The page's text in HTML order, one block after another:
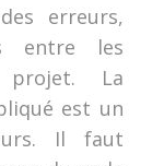
erreurs,
entre les
La
est un
Il faut